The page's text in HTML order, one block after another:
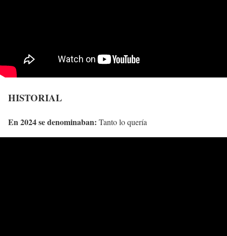
HISTORIAL
En 2024 se denominaban: Tanto lo quería